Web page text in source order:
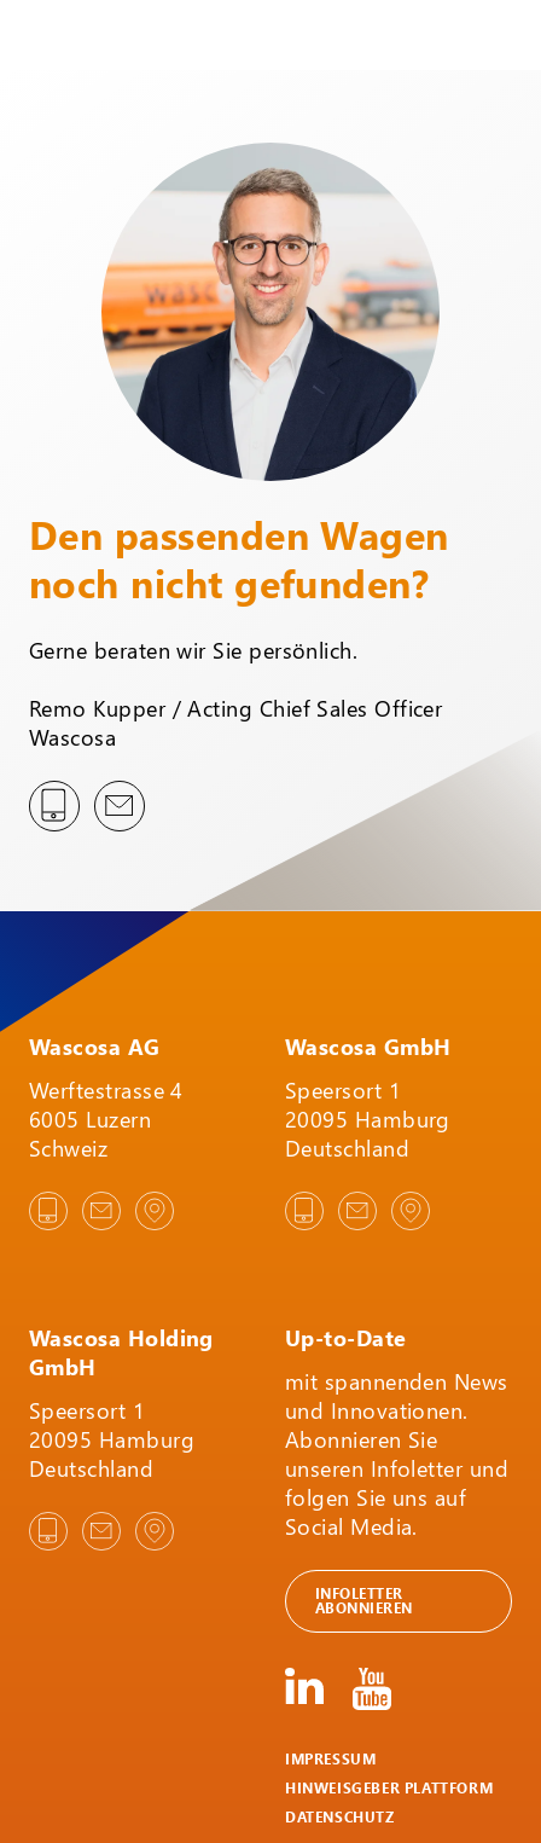
Den passenden Wagen
noch nicht gefunden?
Gerne beraten wir Sie persönlich.
Remo Kupper / Acting Chief Sales Officer
Wascosa
Wascosa AG
Werftestrasse 4
6005 Luzern
Schweiz
Wascosa GmbH
Speersort 1
20095 Hamburg
Deutschland
Wascosa Holding
GmbH
Speersort 1
20095 Hamburg
Deutschland
Up-to-Date
mit spannenden News
und Innovationen.
Abonnieren Sie
unseren Infoletter und
folgen Sie uns auf
Social Media.
INFOLETTER
ABONNIEREN
IMPRESSUM
HINWEISGEBER PLATTFORM
DATENSCHUTZ